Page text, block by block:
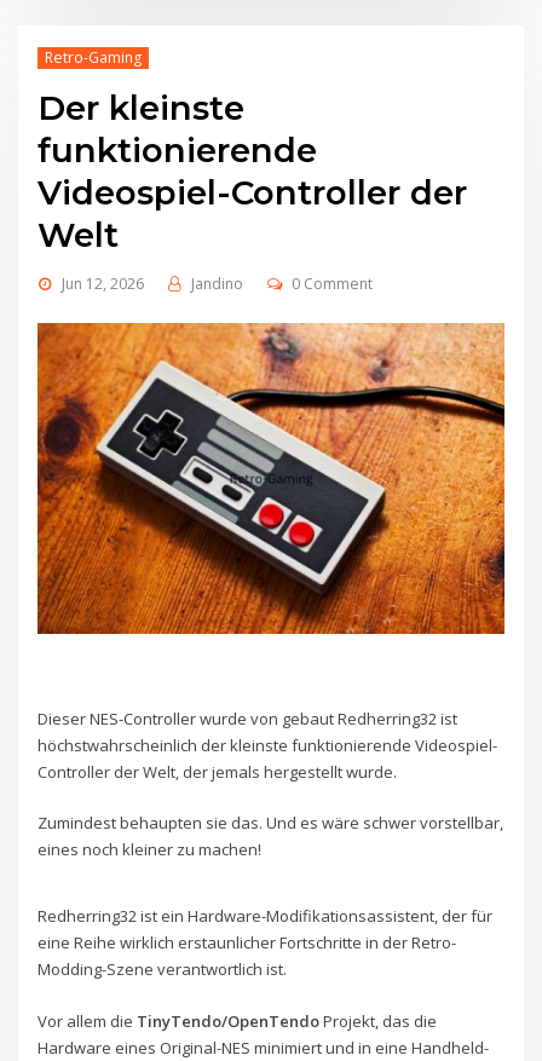
Retro-Gaming
Der kleinste
funktionierende
Videospiel-Controller der
Welt
Jun 12, 2026 Jandino 0 Comment
Dieser NES-Controller wurde von gebaut Redherring32 ist
höchstwahrscheinlich der kleinste funktionierende Videospiel-
Controller der Welt, der jemals hergestellt wurde.
Zumindest behaupten sie das. Und es wäre schwer vorstellbar,
eines noch kleiner zu machen!
Redherring32 ist ein Hardware-Modifikationsassistent, der für
eine Reihe wirklich erstaunlicher Fortschritte in der Retro-
Modding-Szene verantwortlich ist.
Vor allem die TinyTendo/OpenTendoProjekt, das die
Hardware eines Original-NES minimiert und in eine Handheld-